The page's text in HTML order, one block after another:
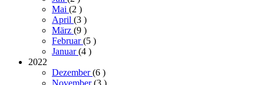
Mai (2 )
April (3 )
März (9 )
Februar(5 )
Januar(4 )
2022
Dezember(6 )